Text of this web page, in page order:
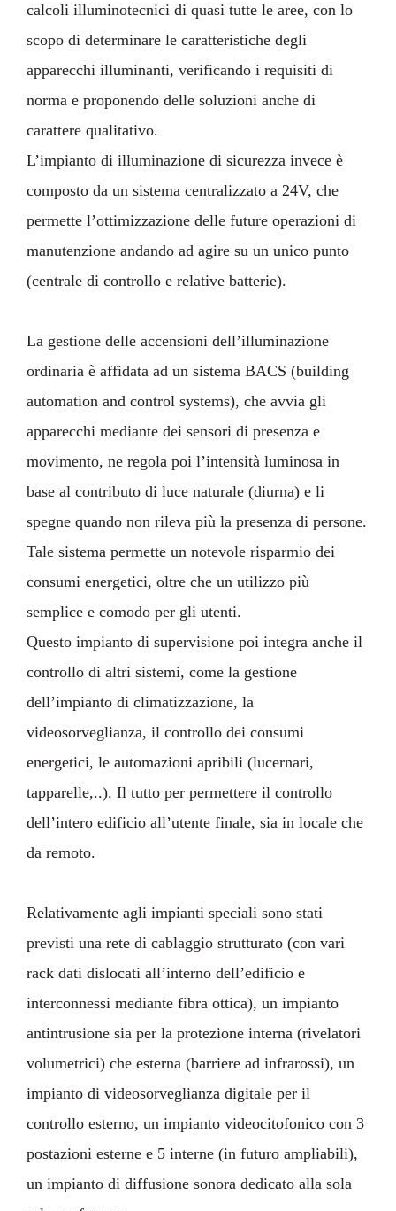
calcoli illuminotecnici di quasi tutte le aree, con lo
scopo di determinare le caratteristiche degli
apparecchi illuminanti, verificando i requisiti di
norma e proponendo delle soluzioni anche di
carattere qualitativo.
L’impianto di illuminazione di sicurezza invece è
composto da un sistema centralizzato a 24V, che
permette l’ottimizzazione delle future operazioni di
manutenzione andando ad agire su un unico punto
(centrale di controllo e relative batterie).
La gestione delle accensioni dell’illuminazione
ordinaria è affidata ad un sistema BACS (building
automation and control systems), che avvia gli
apparecchi mediante dei sensori di presenza e
movimento, ne regola poi l’intensità luminosa in
base al contributo di luce naturale (diurna) e li
spegne quando non rileva più la presenza di persone.
Tale sistema permette un notevole risparmio dei
consumi energetici, oltre che un utilizzo più
semplice e comodo per gli utenti.
Questo impianto di supervisione poi integra anche il
controllo di altri sistemi, come la gestione
dell’impianto di climatizzazione, la
videosorveglianza, il controllo dei consumi
energetici, le automazioni apribili (lucernari,
tapparelle,..). Il tutto per permettere il controllo
dell’intero edificio all’utente finale, sia in locale che
da remoto.
Relativamente agli impianti speciali sono stati
previsti una rete di cablaggio strutturato (con vari
rack dati dislocati all’interno dell’edificio e
interconnessi mediante fibra ottica), un impianto
antintrusione sia per la protezione interna (rivelatori
volumetrici) che esterna (barriere ad infrarossi), un
impianto di videosorveglianza digitale per il
controllo esterno, un impianto videocitofonico con 3
postazioni esterne e 5 interne (in futuro ampliabili),
un impianto di diffusione sonora dedicato alla sola